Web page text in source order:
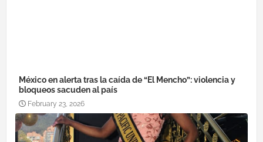
México en alerta tras la caída de “El Mencho”: violencia y
bloqueos sacuden al país
February 23, 2026